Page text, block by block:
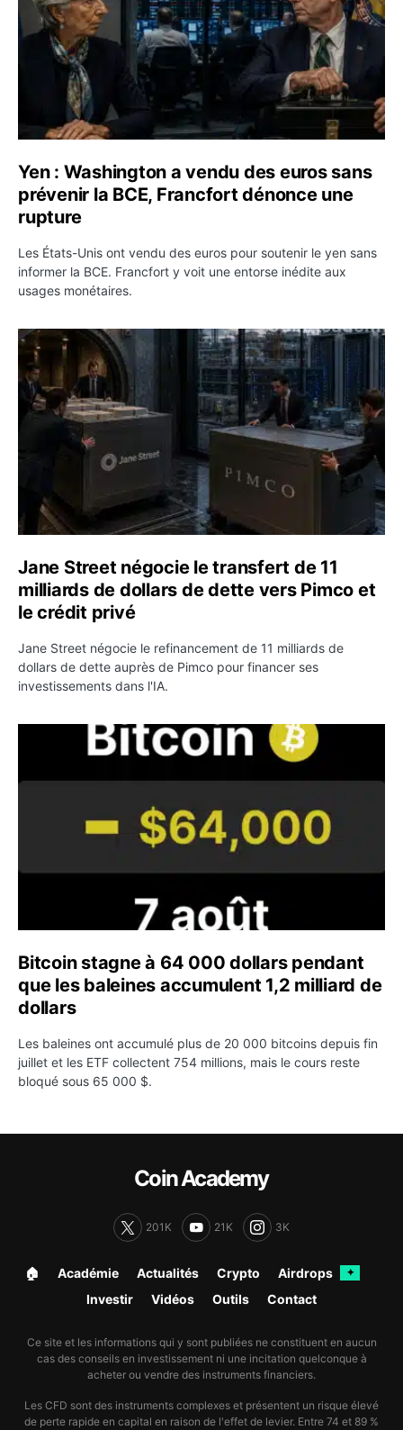
Yen : Washington a vendu des euros sans
prévenir la BCE, Francfort dénonce une
rupture
Les États-Unis ont vendu des euros pour soutenir le yen sans
informer la BCE. Francfort y voit une entorse inédite aux
usages monétaires.
Jane Street négocie le transfert de 11 milliards de
Jane Street négocie le transfert de 11
milliards de dollars de dette vers Pimco et
le crédit privé
Jane Street négocie le refinancement de 11 milliards de
dollars de dette auprès de Pimco pour financer ses
investissements dans l'IA.
Bitcoin stagne à 64 000 dollars pendant que les
Bitcoin stagne à 64 000 dollars pendant
que les baleines accumulent 1,2 milliard de
dollars
Les baleines ont accumulé plus de 20 000 bitcoins depuis fin
juillet et les ETF collectent 754 millions, mais le cours reste
bloqué sous 65 000 $.
Coin Academy
201K 21K 3K
🏠︎ Académie Actualités Crypto Airdrops ✦
Investir Vidéos Outils Contact
Ce site et les informations qui y sont publiées ne constituent en aucun
cas des conseils en investissement ni une incitation quelconque à
acheter ou vendre des instruments financiers.
Les CFD sont des instruments complexes et présentent un risque élevé
de perte rapide en capital en raison de l'effet de levier. Entre 74 et 89 %